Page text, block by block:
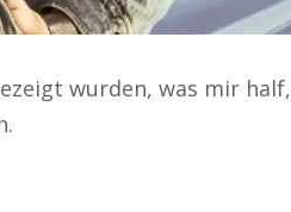
wurden, was mir half,